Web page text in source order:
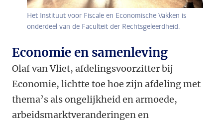
Het Instituut voor Fiscale en Economische Vakken is
onderdeel van de Faculteit der Rechtsgeleerdheid.
Economie en samenleving
Olaf van Vliet, afdelingsvoorzitter bij
Economie, lichtte toe hoe zijn afdeling met
thema’s als ongelijkheid en armoede,
arbeidsmarktveranderingen en